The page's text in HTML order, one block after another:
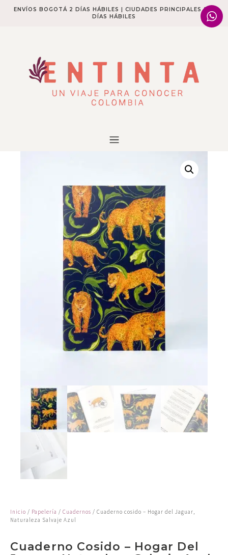
ENVÍOS BOGOTÁ 2 DÍAS HÁBILES | CIUDADES PRINCIPALES 2-4
DÍAS HÁBILES​
Inicio / Papelería / Cuadernos / Cuaderno cosido – Hogar del Jaguar,
Naturaleza Salvaje Azul
Cuaderno Cosido – Hogar Del